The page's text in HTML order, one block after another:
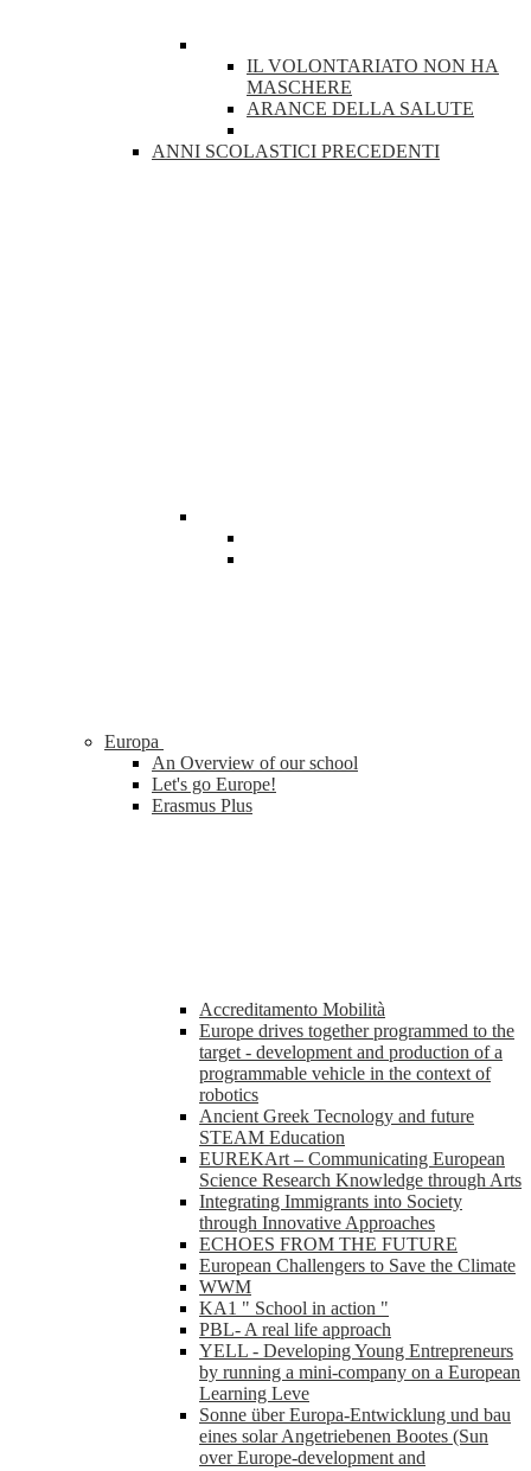
IL VOLONTARIATO NON HA
MASCHERE
ARANCE DELLA SALUTE
ANNI SCOLASTICI PRECEDENTI
Europa
An Overview of our school
Let's go Europe!
Erasmus Plus
Accreditamento Mobilità
Europe drives together programmed to the
target - development and production of a
programmable vehicle in the context of
robotics
Ancient Greek Tecnology and future
STEAM Education
EUREKArt – Communicating European
Science Research Knowledge through Arts
Integrating Immigrants into Society
through Innovative Approaches
ECHOES FROM THE FUTURE
European Challengers to Save the Climate
WWM
KA1 " School in action "
PBL- A real life approach
YELL - Developing Young Entrepreneurs
by running a mini-company on a European
Learning Leve
Sonne über Europa-Entwicklung und bau
eines solar Angetriebenen Bootes (Sun
over Europe-development and